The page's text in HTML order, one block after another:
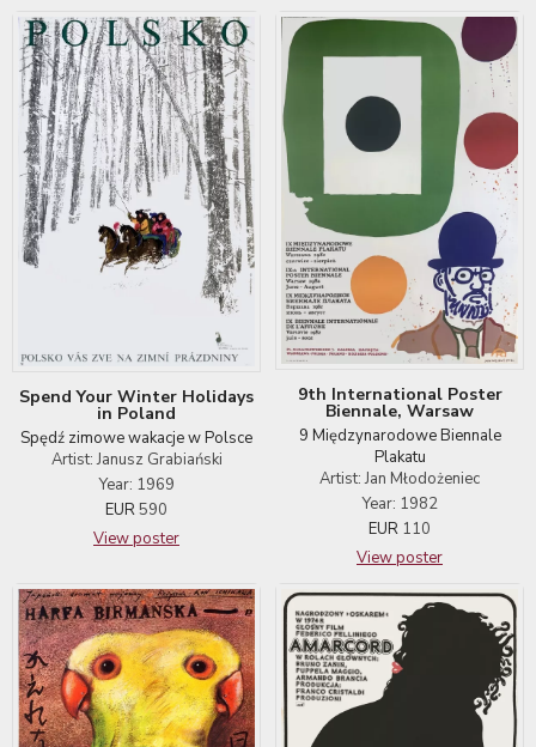
Spend Your Winter Holidays
in Poland
Spędź zimowe wakacje w Polsce
Artist: Janusz Grabiański
Year: 1969
EUR590
View poster
9th International Poster
Biennale, Warsaw
9 Międzynarodowe Biennale
Plakatu
Artist: Jan Młodożeniec
Year: 1982
EUR 110
View poster